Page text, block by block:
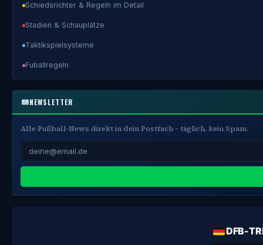
Schiedsrichter & Regeln im Detail
Stadien & Schauplätze
Taktikspielsysteme
Fuballregeln
NEWSLETTER
Alle Fußball-News direkt in dein Postfach – täglich, kein Spam.
DFB-